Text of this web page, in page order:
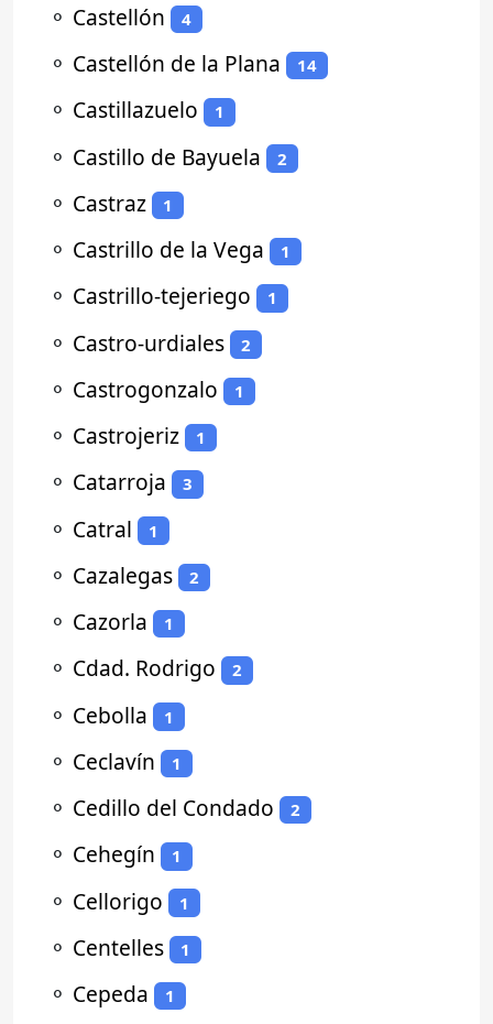
⚬ Castellón 4
⚬ Castellón de la Plana 14
⚬ Castillazuelo 1
⚬ Castillo de Bayuela 2
⚬ Castraz 1
⚬ Castrillo de la Vega 1
⚬ Castrillo-tejeriego 1
⚬ Castro-urdiales 2
⚬ Castrogonzalo 1
⚬ Castrojeriz 1
⚬ Catarroja 3
⚬ Catral 1
⚬ Cazalegas 2
⚬ Cazorla 1
⚬ Cdad. Rodrigo 2
⚬ Cebolla 1
⚬ Ceclavín 1
⚬ Cedillo del Condado 2
⚬ Cehegín 1
⚬ Cellorigo 1
⚬ Centelles 1
⚬ Cepeda 1